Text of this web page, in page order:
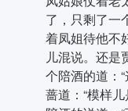
了，只剩了一
着凤姐待他不
儿混说。还是
个陪酒的道：
蔷道：“模样